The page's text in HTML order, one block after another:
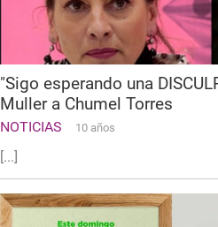
"Sigo esperando una
Muller a Chumel Torres
NOTICIAS 10 años
[...]